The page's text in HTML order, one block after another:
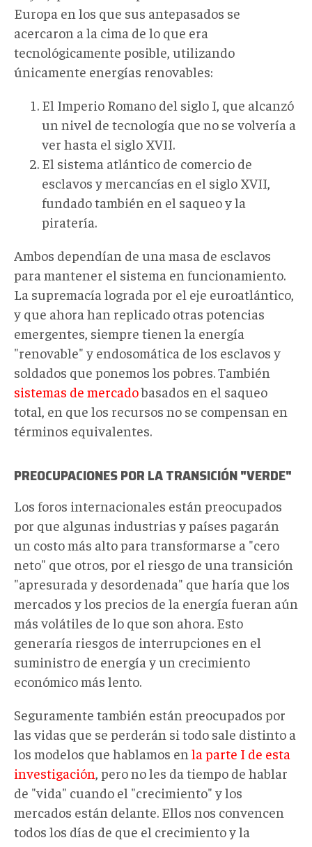
Europa en los que sus antepasados se
acercaron a la cima de lo que era
tecnológicamente posible, utilizando
únicamente energías renovables:
El Imperio Romano del siglo I, que alcanzó
un nivel de tecnología que no se volvería a
ver hasta el siglo XVII.
El sistema atlántico de comercio de
esclavos y mercancías en el siglo XVII,
fundado también en el saqueo y la
piratería.
Ambos dependían de una masa de esclavos
para mantener el sistema en funcionamiento.
La supremacía lograda por el eje euroatlántico,
y que ahora han replicado otras potencias
emergentes, siempre tienen la energía
"renovable" y endosomática de los esclavos y
soldados que ponemos los pobres. También
sistemas de mercadobasados en el saqueo
total, en que los recursos no se compensan en
términos equivalentes.
PREOCUPACIONES POR LA TRANSICIÓN "VERDE"
Los foros internacionales están preocupados
por que algunas industrias y países pagarán
un costo más alto para transformarse a "cero
neto" que otros, por el riesgo de una transición
"apresurada y desordenada" que haría que los
mercados y los precios de la energía fueran aún
más volátiles de lo que son ahora. Esto
generaría riesgos de interrupciones en el
suministro de energía y un crecimiento
económico más lento.
Seguramente también están preocupados por
las vidas que se perderán si todo sale distinto a
los modelos que hablamos en la parte I de esta
investigación, pero no les da tiempo de hablar
de "vida" cuando el "crecimiento" y los
mercados están delante. Ellos nos convencen
todos los días de que el crecimiento y la